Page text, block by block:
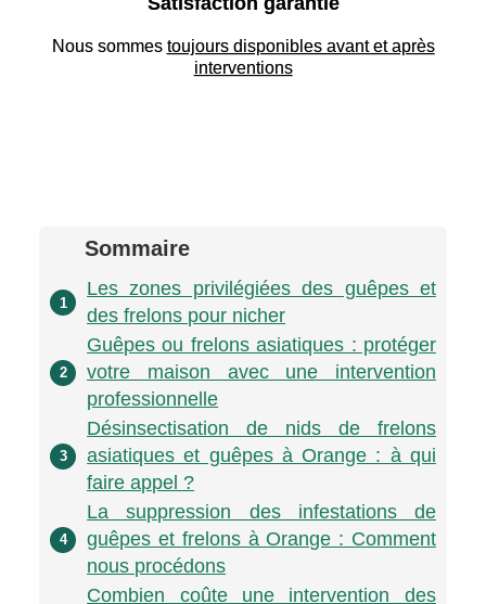
Nous sommes toujours disponibles avant et après
interventions
Sommaire
1
Les zones privilégiées des guêpes et
des frelons pour nicher
2
Guêpes ou frelons asiatiques : protéger
votre maison avec une intervention
professionnelle
3
Désinsectisation de nids de frelons
asiatiques et guêpes à Orange : à qui
faire appel ?
4
La suppression des infestations de
guêpes et frelons à Orange : Comment
nous procédons
Combien coûte une intervention des